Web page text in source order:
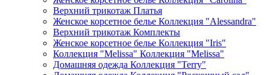
Верхний трикотаж Платья
Женское корсетное белье Коллекция "Alessandra"
Верхний трикотаж Комплекты
Женское корсетное белье Коллекция "Iris"
Коллекция "Melissa" Коллекция "Melissa"
Домашняя одежда Коллекция "Terry"